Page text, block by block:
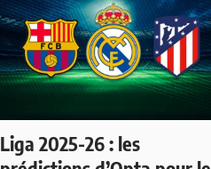
Liga 2025-26 : les